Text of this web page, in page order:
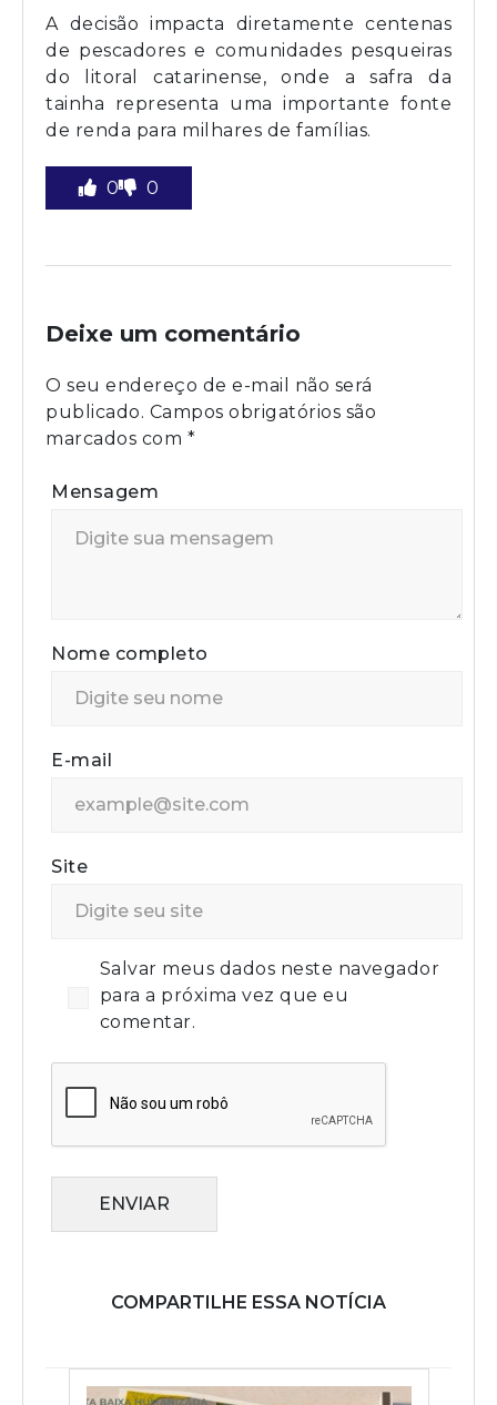
A decisão impacta diretamente centenas
de pescadores e comunidades pesqueiras
do litoral catarinense, onde a safra da
tainha representa uma importante fonte
de renda para milhares de famílias.
0 0
Deixe um comentário
O seu endereço de e-mail não será
publicado. Campos obrigatórios são
marcados com *
Mensagem
Nome completo
E-mail
Site
Salvar meus dados neste navegador
para a próxima vez que eu
comentar.
ENVIAR
COMPARTILHE ESSA NOTÍCIA